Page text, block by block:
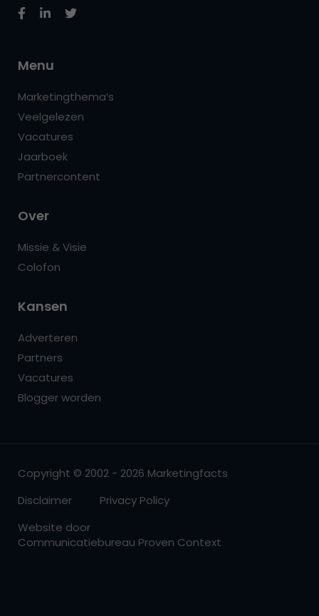
Menu
Marketingthema’s
Veelgelezen
Vacatures
Jaarboek
Partnercontent
Over
Missie & Visie
Colofon
Kansen
Adverteren
Partners
Vacatures
Blogger worden
Copyright © 2002 - 2026 Marketingfacts
Disclaimer
Privacy Policy
Website door
Communicatiebureau Proven Context